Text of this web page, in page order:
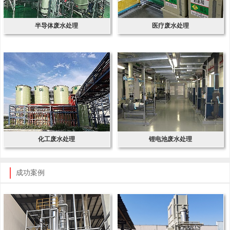
半导体废水处理 医疗废水处理
化工废水处理 锂电池废水处理
成功案例